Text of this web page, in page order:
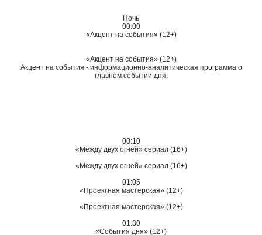
Ночь
00:00
«Акцент на события» (12+)
«Акцент на события» (12+)
Акцент на события - информационно-аналитическая программа о
главном событии дня.
00:10
«Между двух огней» сериал (16+)
«Между двух огней» сериал (16+)
01:05
«Проектная мастерская» (12+)
«Проектная мастерская» (12+)
01:30
«События дня» (12+)